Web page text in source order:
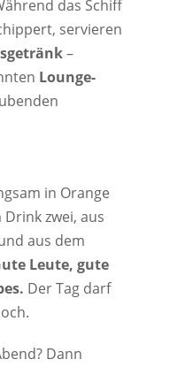
das Schiff
servieren
–
Lounge-
in Orange
zwei, aus
aus dem
Leute, gute
Der Tag darf
Dann